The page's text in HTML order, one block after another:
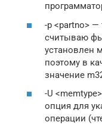
-p <partno>
считываю
установлен
поэтому в
значение
-U
опция для
операции